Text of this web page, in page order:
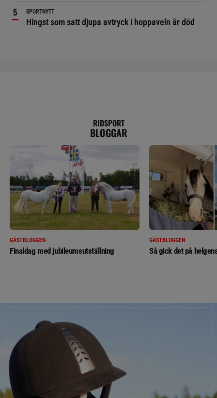
SPORTNYTT
Hingst som satt djupa avtryck i hoppaveln är död
RIDSPORT
BLOGGAR
GÄSTBLOGGEN
Finaldag med jubileumsutställning
GÄSTBLOGGEN
Så gick det på